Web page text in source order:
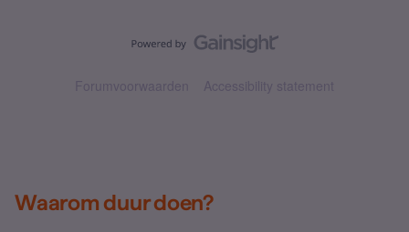
Forumvoorwaarden Accessibility statement
Waarom duur doen?